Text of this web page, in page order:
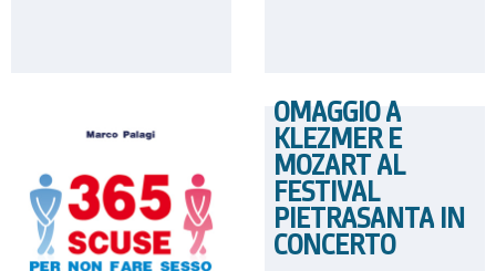
OMAGGIO A
KLEZMER E
MOZART AL
FESTIVAL
PIETRASANTA IN
CONCERTO